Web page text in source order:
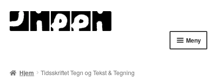
Hopp
til
Hopp
til
Meny
Hjem Tidsskriftet Tegn og Tekst & Tegning